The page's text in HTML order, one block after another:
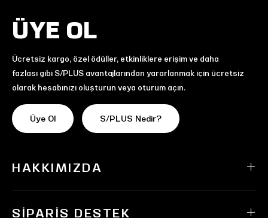
ÜYE OL
Ücretsiz kargo, özel ödüller, etkinliklere erişim ve daha
fazlası gibi S/PLUS avantajlarından yararlanmak için ücretsiz
olarak hesabınızı oluşturun veya oturum açın.
Üye Ol S/PLUS Nedir?
HAKKIMIZDA
SIPARIŞ DESTEK